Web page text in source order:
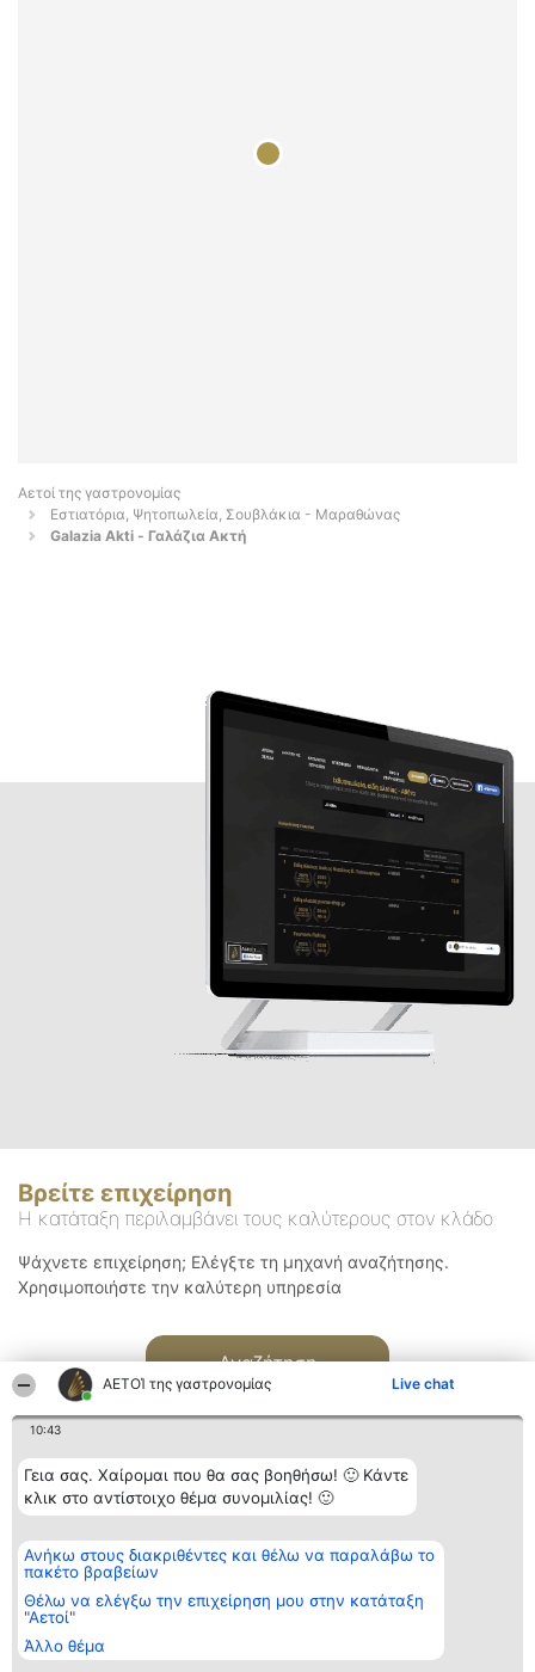
ΑΕΤΟΊ της γαστρονομίας Live chat
10:43
Γεια σας. Χαίρομαι που θα σας βοηθήσω! 🙂 Κάντε
κλικ στο αντίστοιχο θέμα συνομιλίας! 🙂
Ανήκω στους διακριθέντες και θέλω να παραλάβω το
πακέτο βραβείων
Θέλω να ελέγξω την επιχείρηση μου στην κατάταξη
"Αετοί"
Άλλο θέμα
Αετοί της γαστρονομίας
Εστιατόρια, Ψητοπωλεία, Σουβλάκια - Μαραθώνας
Galazia Akti - Γαλάζια Ακτή
Βρείτε επιχείρηση
Η κατάταξη περιλαμβάνει τους καλύτερους στον κλάδο
Ψάχνετε επιχείρηση; Ελέγξτε τη μηχανή αναζήτησης.
Χρησιμοποιήστε την καλύτερη υπηρεσία
Αναζήτηση
Διοργανωτής της
κατάταξης
BEAUTIFUL COMPANY
ΤΗΛ. ΕΠΙΚΟΙΝΩΝΙΑΣ:
2104128019
email:
aetoi@beautifulcompany.co
Κατάταξη
Διακριθέντες
των
διακριθέντων
προϋποθέσεις
Επικοινωνία
Επικοινωνία